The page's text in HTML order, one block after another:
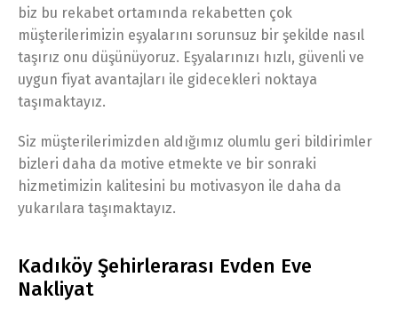
biz bu rekabet ortamında rekabetten çok
müşterilerimizin eşyalarını sorunsuz bir şekilde nasıl
taşırız onu düşünüyoruz. Eşyalarınızı hızlı, güvenli ve
uygun fiyat avantajları ile gidecekleri noktaya
taşımaktayız.
Siz müşterilerimizden aldığımız olumlu geri bildirimler
bizleri daha da motive etmekte ve bir sonraki
hizmetimizin kalitesini bu motivasyon ile daha da
yukarılara taşımaktayız.
Kadıköy Şehirlerarası Evden Eve
Nakliyat